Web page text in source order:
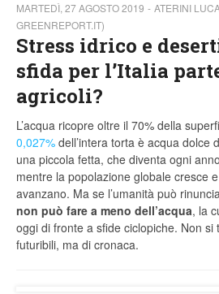
MARTEDÌ, 27 AGOSTO 2019
ATERINI
GREENREPORT.IT)
Stress idrico e
sfida per l’Italia
agricoli?
L’acqua ricopre oltre il 70% della
0,027% dell’intera torta è acqua dolce
una piccola fetta, che diventa ogni
mentre la popolazione globale cresce
avanzano. Ma se l’umanità può
non può fare a meno dell’acqua, la
oggi di fronte a sfide ciclopiche. Non si
futuribili, ma di cronaca.